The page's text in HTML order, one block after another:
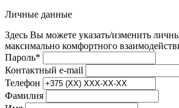
Личные данные
Здесь Вы можете указать/изменить
максимально комфортного
Пароль*
Контактный e-mail
Телефон
Фамилия